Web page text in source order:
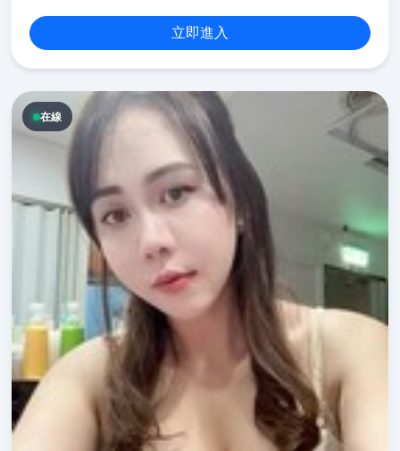
立即進入
在線